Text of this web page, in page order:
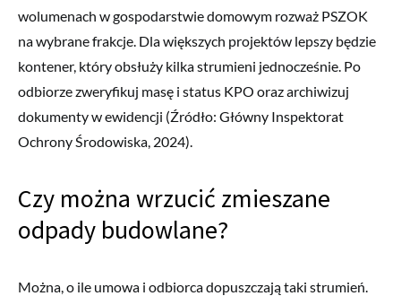
wolumenach w gospodarstwie domowym rozważ PSZOK
na wybrane frakcje. Dla większych projektów lepszy będzie
kontener, który obsłuży kilka strumieni jednocześnie. Po
odbiorze zweryfikuj masę i status KPO oraz archiwizuj
dokumenty w ewidencji (Źródło: Główny Inspektorat
Ochrony Środowiska, 2024).
Czy można wrzucić zmieszane
odpady budowlane?
Można, o ile umowa i odbiorca dopuszczają taki strumień.